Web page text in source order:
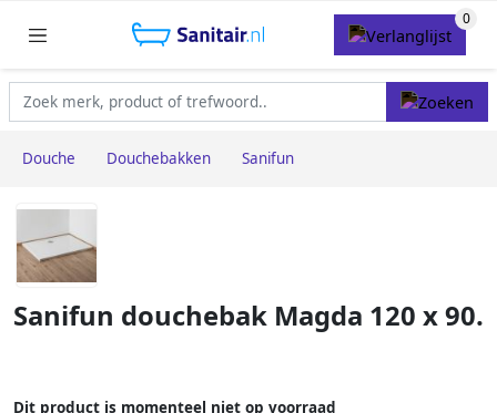
Douche Douchebakken Sanifun
Sanifun douchebak Magda 120 x 90.
Dit product is momenteel niet op voorraad